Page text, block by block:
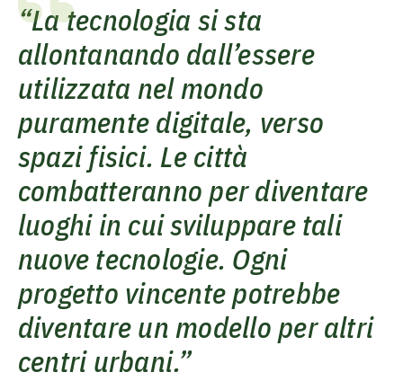
“La tecnologia si sta
allontanando dall’essere
utilizzata nel mondo
puramente digitale, verso
spazi fisici. Le città
combatteranno per diventare
luoghi in cui sviluppare tali
nuove tecnologie. Ogni
progetto vincente potrebbe
diventare un modello per altri
centri urbani.”